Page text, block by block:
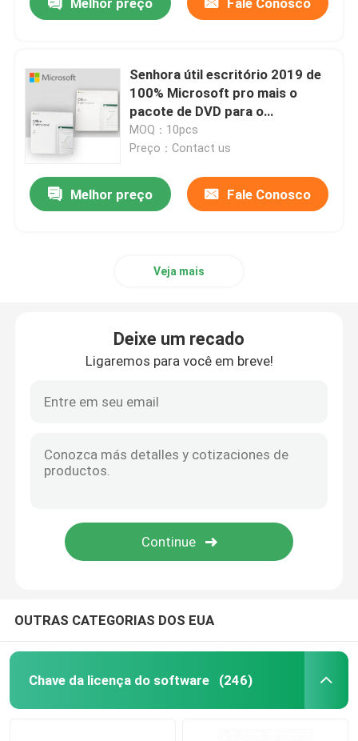
Microsoft Office 2021
Windows Server 2025
Servidor 2019 da vitória do MS
Melhor preço Fale Conosco
Senhora útil escritório 2019 de
100% Microsoft pro mais o
pacote de DVD para o
PC/portátil
MOQ：10pcs
Preço：Contact us
Melhor preço Fale Conosco
Veja mais
Deixe um recado
Ligaremos para você em breve!
OUTRAS CATEGORIAS DOS EUA
Chave da licença do software (246)